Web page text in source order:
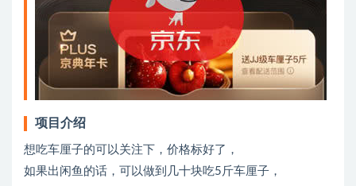
项目介绍
想吃车厘子的可以关注下，价格标好了，
如果出闲鱼的话，可以做到几十块吃5斤车厘子，